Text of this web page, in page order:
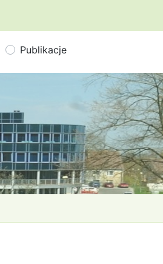
Publikacje